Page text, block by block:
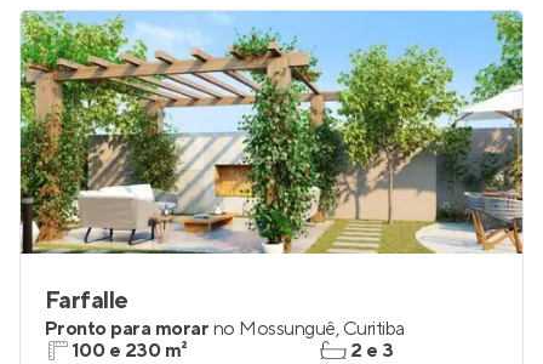
Farfalle
Pronto para morar no Mossunguê, Curitiba
100 e 230 m²
2 e 3